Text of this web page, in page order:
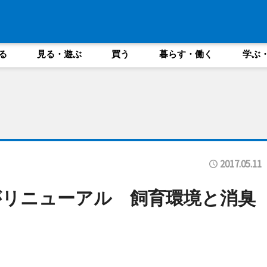
見る・遊ぶ 買う 暮らす・働く 学ぶ
2017.05.11
ニューアル 飼育環境と消臭